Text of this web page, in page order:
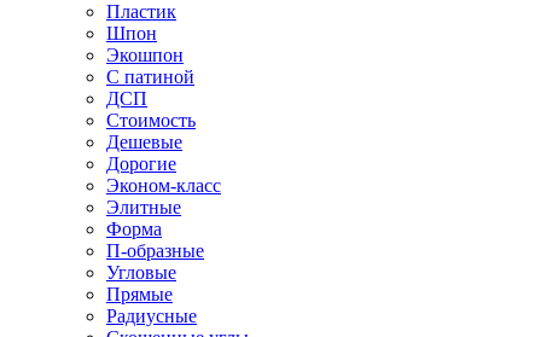
Пластик
Шпон
Экошпон
С патиной
ДСП
Стоимость
Дешевые
Дорогие
Эконом-класс
Элитные
Форма
П-образные
Угловые
Прямые
Радиусные